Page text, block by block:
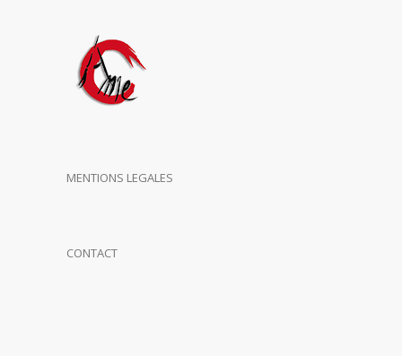
MENTIONS LEGALES
CONTACT